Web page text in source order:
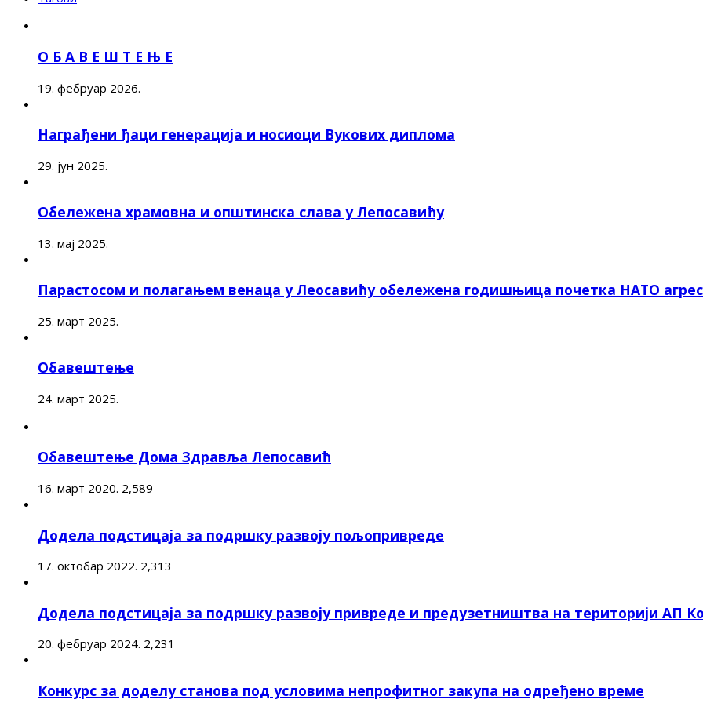
О Б А В Е Ш Т Е Њ Е
19. фебруар 2026.
Награђени ђаци генерација и носиоци Вукових диплома
29. јун 2025.
Обележена храмовна и општинска слава у Лепосавићу
13. мај 2025.
Парастосом и полагањем венаца у Леосавићу обележена годишњица почетка НАТО
25. март 2025.
Обавештење
24. март 2025.
Обавештење Дома Здравља Лепосавић
16. март 2020. 2,589
Додела подстицаја за подршку развоју пољопривреде
17. октобар 2022. 2,313
Додела подстицаја за подршку развоју привреде и предузетништва на територији АП
20. фебруар 2024. 2,231
Конкурс за доделу станова под условима непрофитног закупа на одређено време